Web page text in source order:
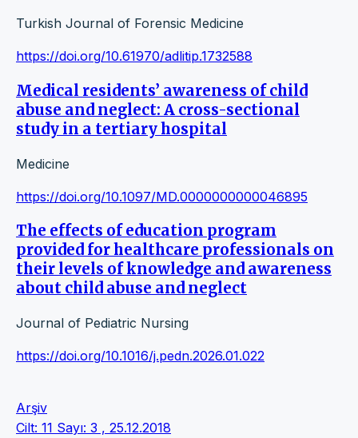
Turkish Journal of Forensic Medicine
https://doi.org/10.61970/adlitip.1732588
Medical residents’ awareness of child
abuse and neglect: A cross-sectional
study in a tertiary hospital
Medicine
https://doi.org/10.1097/MD.0000000000046895
The effects of education program
provided for healthcare professionals on
their levels of knowledge and awareness
about child abuse and neglect
Journal of Pediatric Nursing
https://doi.org/10.1016/j.pedn.2026.01.022
Arşiv
Cilt: 11 Sayı: 3 , 25.12.2018